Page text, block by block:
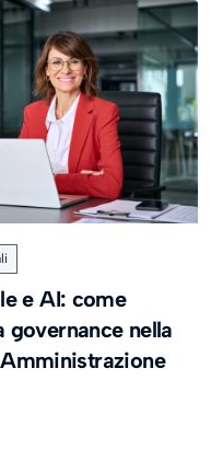
e AI: come
governance nella